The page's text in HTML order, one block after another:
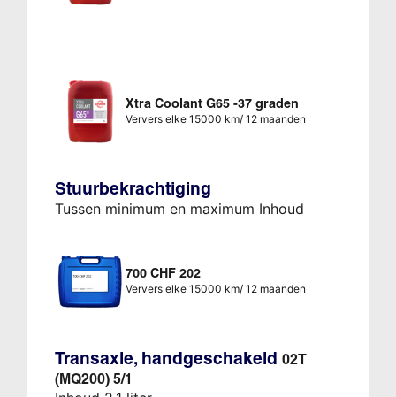
Xtra Coolant G65 -37 graden
Ververs elke 15000 km/ 12 maanden
Stuurbekrachtiging
Tussen minimum en maximum Inhoud
700 CHF 202
Ververs elke 15000 km/ 12 maanden
Transaxle, handgeschakeld 02T
(MQ200) 5/1